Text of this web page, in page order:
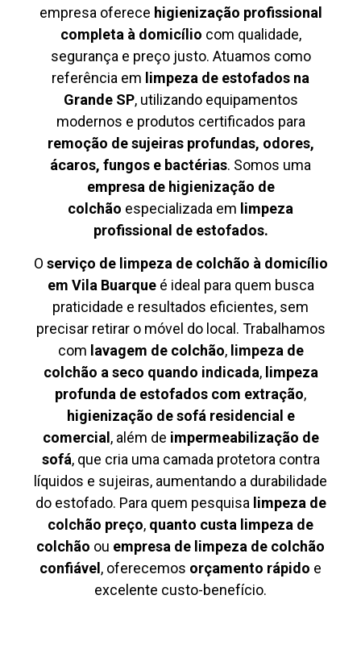
empresa oferece higienização profissional
completa à domicílio com qualidade,
segurança e preço justo. Atuamos como
referência em limpeza de estofados na
Grande SP, utilizando equipamentos
modernos e produtos certificados para
remoção de sujeiras profundas, odores,
ácaros, fungos e bactérias. Somos uma
empresa de higienização de
colchão especializada em limpeza
profissional de estofados.
O serviço de limpeza de colchão à domicílio
em Vila Buarqueé ideal para quem busca
praticidade e resultados eficientes, sem
precisar retirar o móvel do local. Trabalhamos
com lavagem de colchão, limpeza de
colchão a seco quando indicada, limpeza
profunda de estofados com extração,
higienização de sofá residencial e
comercial , além de impermeabilização de
sofá, que cria uma camada protetora contra
líquidos e sujeiras, aumentando a durabilidade
do estofado. Para quem pesquisa limpeza de
colchão preço, quanto custa limpeza de
colchão ou empresa de limpeza de colchão
confiável , oferecemos orçamento rápido e
excelente custo-benefício.